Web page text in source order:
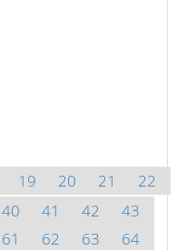
19 20 21
22
40 41 42
43
61 62 63
64